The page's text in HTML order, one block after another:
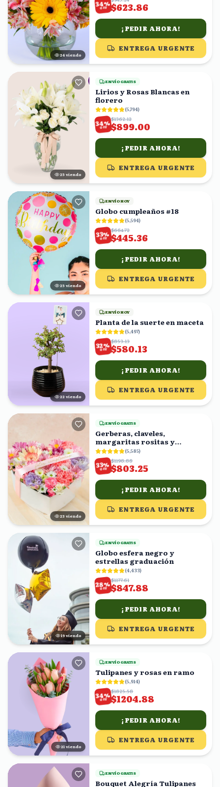
23 viendo
34%
OFF $623.86
¡PEDIR AHORA!
ENTREGA URGENTE
24 viendo
ENVÍO GRATIS
Lirios y Rosas Blancas en
florero
(5,794)
34%
OFF
$1362.12
$899.00
¡PEDIR AHORA!
ENTREGA URGENTE
24 viendo
ENVÍO HOY
Globo cumpleaños #18
(5,594)
33%
OFF
$664.72
$445.36
¡PEDIR AHORA!
ENTREGA URGENTE
21 viendo
ENVÍO HOY
Planta de la suerte en maceta
(5,497)
32%
OFF
$853.13
$580.13
¡PEDIR AHORA!
ENTREGA URGENTE
22 viendo
ENVÍO GRATIS
Gerberas, claveles,
margaritas rositas y
margaritas blancas en caja
forma corazón
(5,585)
33%
OFF
$1198.88
$803.25
¡PEDIR AHORA!
ENTREGA URGENTE
19 viendo
ENVÍO GRATIS
Globo esfera negro y
estrellas graduación
(4,433)
28%
OFF
$1177.61
$847.88
¡PEDIR AHORA!
ENTREGA URGENTE
20 viendo
ENVÍO GRATIS
Tulipanes y rosas en ramo
(5,914)
34%
OFF
$1825.58
$1204.88
¡PEDIR AHORA!
ENTREGA URGENTE
ENVÍO GRATIS
Bouquet Alegría Tulipanes